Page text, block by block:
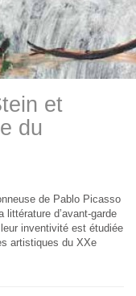
et
du
de Pablo Picasso
littérature d’avant-garde
inventivité est étudiée
artistiques du XXe